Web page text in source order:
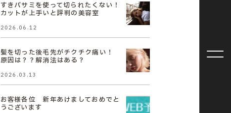
すきバサミを使って切られたくない！
カットが上手いと評判の美容室
2026.06.12
髪を切った後毛先がチクチク痛い！
原因は？？解消法はある？
2026.03.13
お客様各位 新年あけましておめでと
うございます